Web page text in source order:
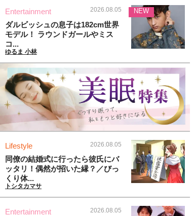
Entertainment 2026.08.05
ダルビッシュの息子は182cm世界
モデル！ ラウンドガールやミス
コ...
ゆるま 小林
NEW
Lifestyle 2026.08.05
同僚の結婚式に行ったら彼氏にバ
ッタリ！偶然が招いた縁？／びっ
くり体...
トシタカマサ
Entertainment 2026.08.05